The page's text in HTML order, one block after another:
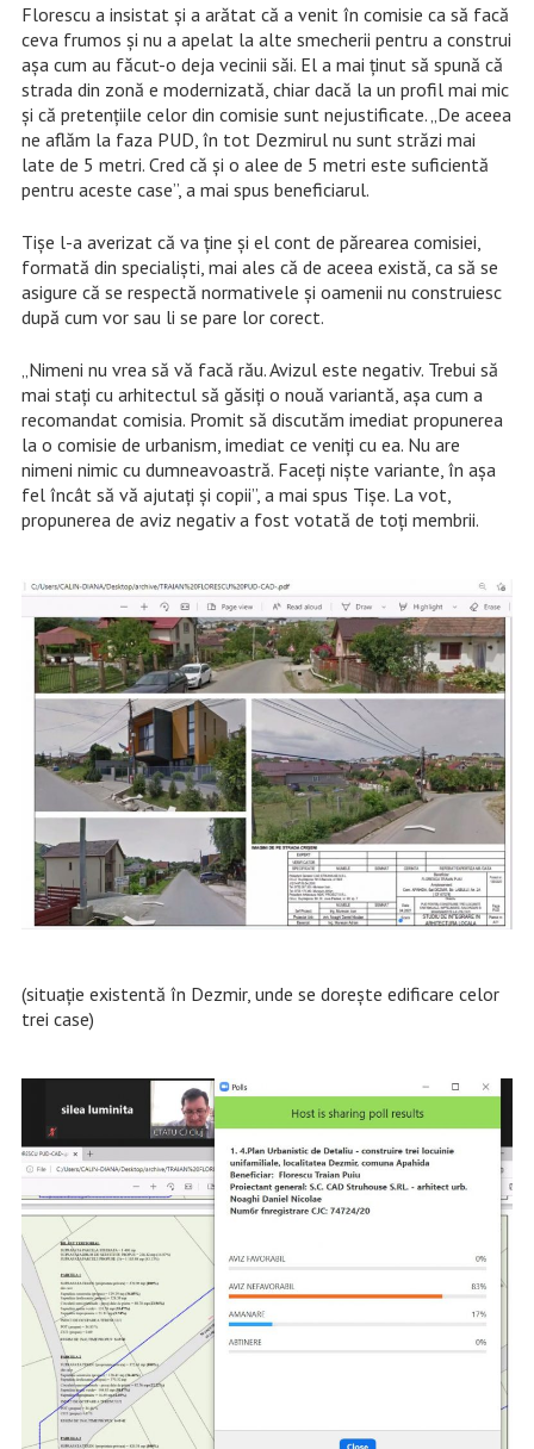
Florescu a insistat și a arătat că a venit în comisie ca să facă
ceva frumos și nu a apelat la alte smecherii pentru a construi
așa cum au făcut-o deja vecinii săi. El a mai ținut să spună că
strada din zonă e modernizată, chiar dacă la un profil mai mic
și că pretențiile celor din comisie sunt nejustificate. „De aceea
ne aflăm la faza PUD, în tot Dezmirul nu sunt străzi mai
late de 5 metri. Cred că și o alee de 5 metri este suficientă
pentru aceste case”, a mai spus beneficiarul.
Tișe l-a averizat că va ține și el cont de părearea comisiei,
formată din specialiști, mai ales că de aceea există, ca să se
asigure că se respectă normativele și oamenii nu construiesc
după cum vor sau li se pare lor corect.
„Nimeni nu vrea să vă facă rău. Avizul este negativ. Trebui să
mai stați cu arhitectul să găsiți o nouă variantă, așa cum a
recomandat comisia. Promit să discutăm imediat propunerea
la o comisie de urbanism, imediat ce veniți cu ea. Nu are
nimeni nimic cu dumneavoastră. Faceți niște variante, în așa
fel încât să vă ajutați și copii”, a mai spus Tișe. La vot,
propunerea de aviz negativ a fost votată de toți membrii.
(situație existentă în Dezmir, unde se dorește edificare celor
trei case)